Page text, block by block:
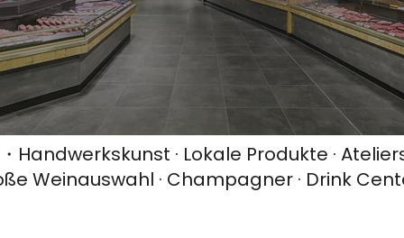
・Handwerkskunst · Lokale Produkte ·
Weinauswahl · Champagner · Drink